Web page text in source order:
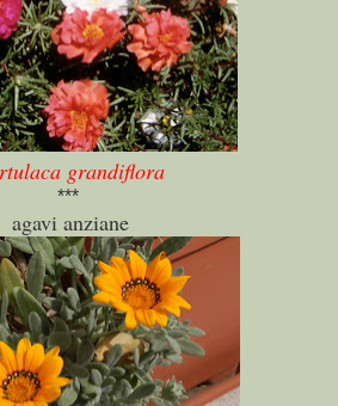
grandiflora
***
agavi anziane